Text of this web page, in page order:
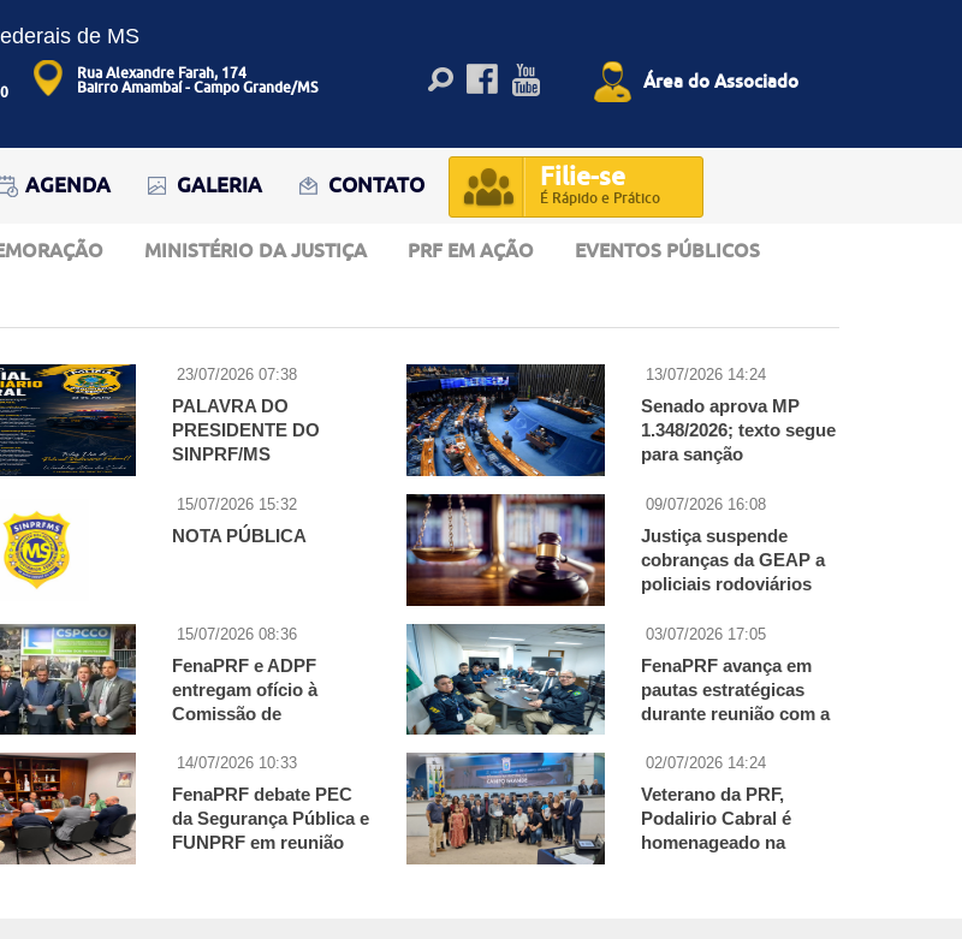
de MS
Rua Alexandre Farah, 174
Bairro Amambaí - Campo Grande/MS
Área do Associado
AGENDA GALERIA CONTATO Filie-se
É Rápido e Prático
MINISTÉRIO DA JUSTIÇA PRF EM AÇÃO EVENTOS PÚBLICOS
23/07/2026 07:38
PALAVRA DO
PRESIDENTE DO
SINPRF/MS
13/07/2026 14:24
Senado aprova MP
1.348/2026; texto segue
para sanção
15/07/2026 15:32
NOTA PÚBLICA
09/07/2026 16:08
Justiça suspende
cobranças da GEAP a
policiais rodoviários
coletiva da FenaPRF
15/07/2026 08:36
FenaPRF e ADPF
entregam ofício à
Comissão de
sobre previdência dos
policiais da União
03/07/2026 17:05
FenaPRF avança em
pautas estratégicas
durante reunião com a
Pessoas da PRF
14/07/2026 10:33
FenaPRF debate PEC
da Segurança Pública e
FUNPRF em reunião
02/07/2026 14:24
Veterano da PRF,
Podalirio Cabral é
homenageado na